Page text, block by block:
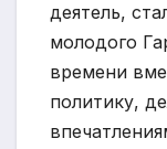
деятель,
молодого
времени
политику,